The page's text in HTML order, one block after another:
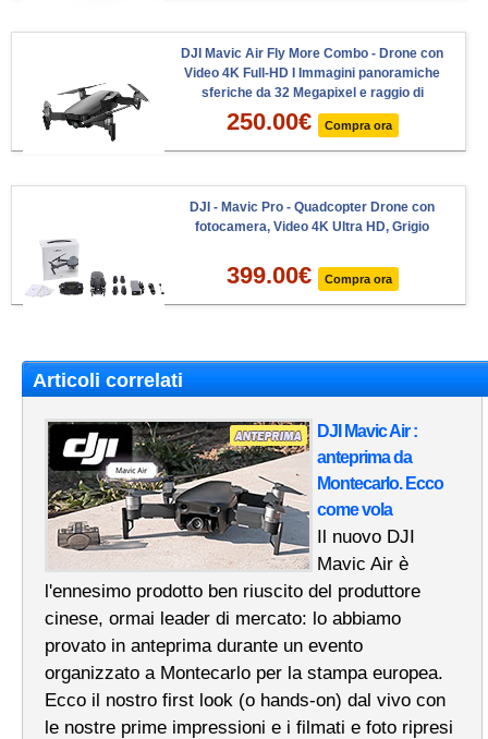
DJI Mavic Air Fly More Combo - Drone con
Video 4K Full-HD I Immagini panoramiche
sferiche da 32 Megapixel e raggio di
trasmissione fino a 4 km - Nero
250.00€ Compra ora
DJI - Mavic Pro - Quadcopter Drone con
fotocamera, Video 4K Ultra HD, Grigio
399.00€ Compra ora
Articoli correlati
DJI Mavic Air :
anteprima da
Montecarlo. Ecco
come vola
Il nuovo DJI
Mavic Air è
l'ennesimo prodotto ben riuscito del produttore
cinese, ormai leader di mercato: lo abbiamo
provato in anteprima durante un evento
organizzato a Montecarlo per la stampa europea.
Ecco il nostro first look (o hands-on) dal vivo con
le nostre prime impressioni e i filmati e foto ripresi